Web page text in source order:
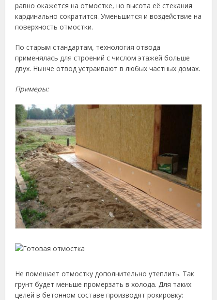
равно окажется на отмостке, но высота её стекания
кардинально сократится. Уменьшится и воздействие на
поверхность отмостки.
По старым стандартам, технология отвода
применялась для строений с числом этажей больше
двух. Нынче отвод устраивают в любых частных домах.
Примеры:
Не помешает отмостку дополнительно утеплить. Так
грунт будет меньше промерзать в холода. Для таких
целей в бетонном составе производят рокировку: